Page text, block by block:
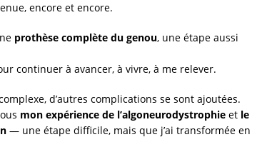
encore et encore.
prothèse complète du genou, une étape aussi
continuer à avancer, à vivre, à me relever.
d’autres complications se sont ajoutées.
mon expérience de l’algoneurodystrophie et le
— une étape difficile, mais que j’ai transformée en